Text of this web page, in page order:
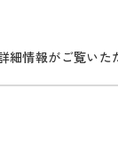
情報がご覧いた